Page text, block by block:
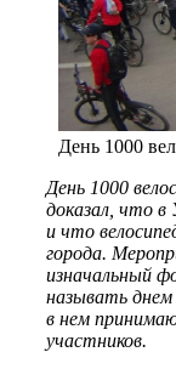
День 1000
День 1000
доказал, что в
и что
города.
изначальный
называть днем
в нем
участников.